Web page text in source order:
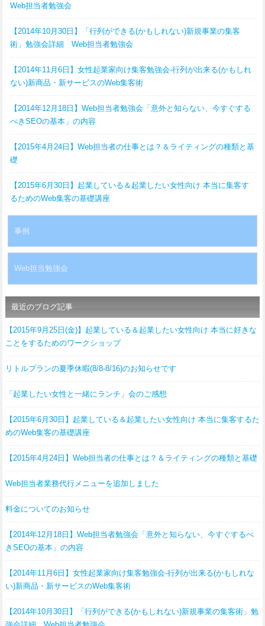
Web担当者勉強会
【2014年10月30日】「行列ができる(かもしれない)新規事業の集客
術」勉強会詳細 Web担当者勉強会
【2014年11月6日】女性起業家向け集客勉強会-行列が出来る(かもしれ
ない)新商品・新サービスのWeb集客術
【2014年12月18日】Web担当者勉強会「意外と知らない、今すぐする
べきSEOの基本」の内容
【2015年4月24日】Web担当者の仕事とは？＆ライティングの種類と基
礎
【2015年6月30日】起業している＆起業したい女性向け 本当に集客す
るためのWeb集客の基礎講座
事例
Web担当勉強会
最近のブログ記事
【2015年9月25日(金)】起業している＆起業したい女性向け 本当に好きな
ことをするためのワークショップ
リトルプランの夏季休暇(8/8-8/16)のお知らせです
「起業したい女性と一緒にランチ」会のご感想
【2015年6月30日】起業している＆起業したい女性向け 本当に集客するた
めのWeb集客の基礎講座
【2015年4月24日】Web担当者の仕事とは？＆ライティングの種類と基礎
Web担当者業務代行メニューを追加しました
料金についてのお知らせ
【2014年12月18日】Web担当者勉強会「意外と知らない、今すぐするべ
きSEOの基本」の内容
【2014年11月6日】女性起業家向け集客勉強会-行列が出来る(かもしれな
い)新商品・新サービスのWeb集客術
【2014年10月30日】「行列ができる(かもしれない)新規事業の集客術」勉